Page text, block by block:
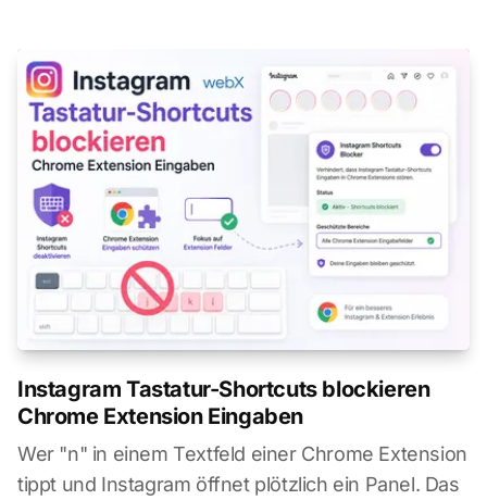
Instagram Tastatur-Shortcuts blockieren
Chrome Extension Eingaben
Wer "n" in einem Textfeld einer Chrome Extension
tippt und Instagram öffnet plötzlich ein Panel. Das